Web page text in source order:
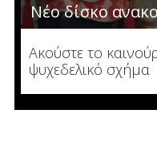
Νέο δίσκο
Ακούστε το
ψυχεδελικό σχήμα